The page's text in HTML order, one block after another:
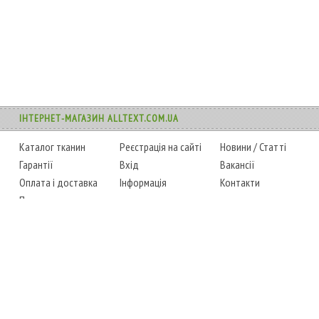
ІНТЕРНЕТ-МАГАЗИН ALLTEXT.COM.UA
Каталог тканин
Гарантії
Оплата і доставка
Повернення товару
Реєстрація на сайті
Вхід
Інформація
Новини /Статті
Вакансії
Контакти